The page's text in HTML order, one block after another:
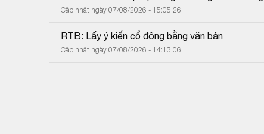
Cập nhật ngày 07/08/2026 - 15:05:26
RTB: Lấy ý kiến cổ đông bằng văn bản
Cập nhật ngày 07/08/2026 - 14:13:06